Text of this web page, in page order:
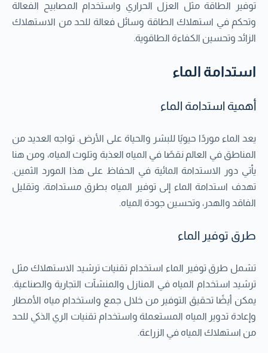
توفير الطاقة مثل العزل الحراري واستخدام المصابيح الفعالة
وتحكم في استهلاك الطاقة وسائل فعالة للحد من الاستهلاك
الزائد وتحسين الكفاءة الطاقوية.
استدامة الماء
أهمية استدامة الماء
يعد الماء موردًا حيويًا للبشر والحياة على الأرض. تواجه العديد من
المناطق في العالم نقصًا في المياه العذبة وتلوث المياه، ومن هنا
يأتي دور الاستدامة المائية في الحفاظ على هذا المورد الثمين.
تهدف استدامة الماء إلى توفير المياه بطرق مستدامة، وتقليل
الفاقد والهدر، وتحسين جودة المياه.
طرق توفير الماء
تشمل طرق توفير الماء استخدام تقنيات ترشيد الاستهلاك مثل
ترشيد استخدام المياه في المنازل والمنشآت التجارية والصناعية.
يمكن أيضًا تحقيق التوفير من خلال جمع واستخدام مياه الأمطار
وإعادة تدوير المياه المستعملة واستخدام تقنيات الري الذكي للحد
من استهلاك المياه في الزراعة.